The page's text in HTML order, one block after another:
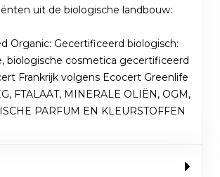
uit de biologische landbouw:
Organic: Gecertificeerd biologisch:
biologische cosmetica gecertificeerd
Frankrijk volgens Ecocert Greenlife
FTALAAT, MINERALE OLIËN, OGM,
PARFUM EN KLEURSTOFFEN